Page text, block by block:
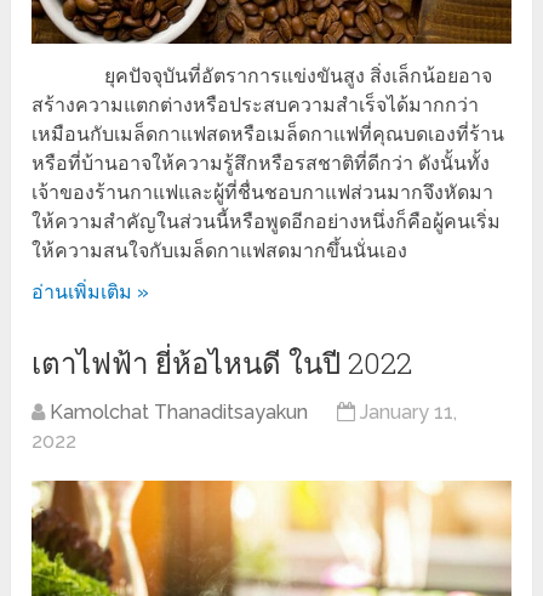
ยุคปัจจุบันที่อัตราการแข่งขันสูง สิ่งเล็กน้อยอาจ
สร้างความแตกต่างหรือประสบความสำเร็จได้มากกว่า
เหมือนกับเมล็ดกาแฟสดหรือเมล็ดกาแฟที่คุณบดเองที่ร้าน
หรือที่บ้านอาจให้ความรู้สึกหรือรสชาติที่ดีกว่า ดังนั้นทั้ง
เจ้าของร้านกาแฟและผู้ที่ชื่นชอบกาแฟส่วนมากจึงหัดมา
ให้ความสำคัญในส่วนนี้หรือพูดอีกอย่างหนึ่งก็คือผู้คนเริ่ม
ให้ความสนใจกับเมล็ดกาแฟสดมากขึ้นนั่นเอง
อ่านเพิ่มเติม »
เตาไฟฟ้า ยี่ห้อไหนดี ในปี 2022
Kamolchat Thanaditsayakun
January 11,
2022